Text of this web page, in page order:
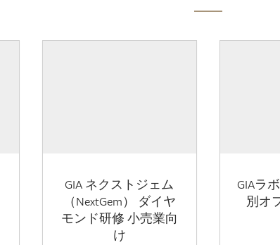
GIA ネクストジェム
（NextGem） ダイヤ
モンド研修 小売業向
け
GIAラ
別オ